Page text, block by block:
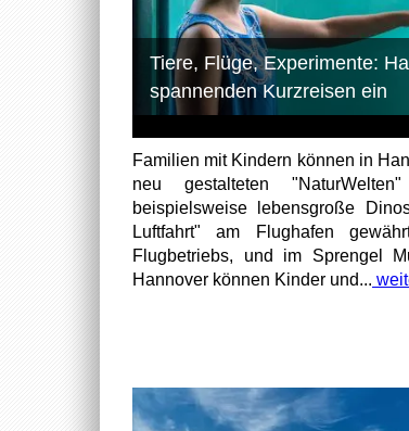
Tiere, Flüge, Experimente:
spannenden Kurzreisen ein
Familien mit Kindern können in
neu gestalteten
beispielsweise lebensgroße
Luftfahrt" am Flughafen
Flugbetriebs, und im Sprengel
Hannover können Kinder und...